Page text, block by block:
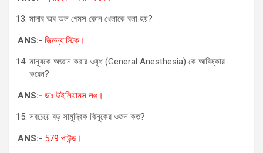
মাদার অব অল গেমস কোন খেলাকে বলা হয়?
ANS:- জিমন্যাস্টিক।
মানুষকে অজ্ঞান করার ওষুধ (General Anesthesia) কে আবিষ্কার
করেন?
ANS:- ডাঃ উইলিয়ামস লঙ।
সবচেয়ে বড় সামুদ্রিক ঝিনুকের ওজন কত?
ANS:- 579 পাউন্ড।